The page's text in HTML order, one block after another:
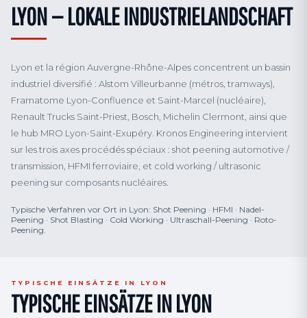
LYON — LOKALE INDUSTRIELANDSCHAFT
Lyon et la région Auvergne-Rhône-Alpes concentrent un bassin
industriel diversifié : Alstom Villeurbanne (métros, tramways),
Framatome Lyon-Confluence et Saint-Marcel (nucléaire),
Renault Trucks Saint-Priest, Bosch, Michelin Clermont, ainsi que
le hub MRO Lyon-Saint-Exupéry. Kronos Engineering intervient
sur les trois axes procédés spéciaux : shot peening automotive /
transmission, HFMI ferroviaire, et cold working / ultrasonic
peening sur composants nucléaires.
Typische Verfahren vor Ort in Lyon: Shot Peening · HFMI · Nadel-
Peening · Shot Blasting · Cold Working · Ultraschall-Peening · Roto-
Peening.
TYPISCHE EINSÄTZE IN LYON
TYPISCHE EINSÄTZE IN LYON